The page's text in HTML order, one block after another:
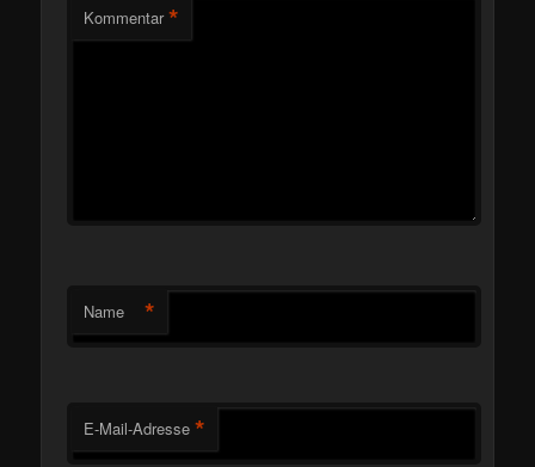
Kommentar *
Name *
E-Mail-Adresse *